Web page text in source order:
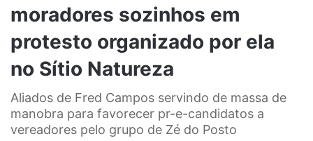
moradores sozinhos em
protesto organizado por ela
no Sítio Natureza
Aliados de Fred Campos servindo de massa de
manobra para favorecer pr-e-candidatos a
vereadores pelo grupo de Zé do Posto